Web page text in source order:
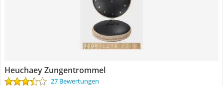
Heuchaey Zungentrommel
27 Bewertungen